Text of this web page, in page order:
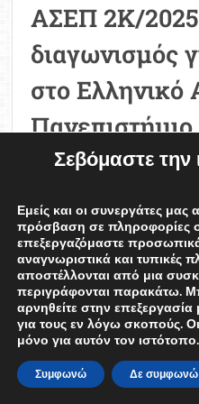
ΑΣΕΠ 2Κ/
διαγωνισμός
στο Ελληνικό
Πανεπιστήμιο
Φίλιππος Σαλμάς 07/04/
Η νέα προκήρυξη
αριθμό 2Κ/2025,
μονίμων υπαλλήλων
Πανεπιστήμιο (ΕΑΠ).
στην προκήρυξη
βαθμίδων
EDNEWS ΑΣΕΠ ΕΑΠ
Σεβόμαστε την
Εμείς και οι συνεργάτες
πρόσβαση σε πληροφορίες
επεξεργαζόμαστε
αναγνωριστικά και τυπικές
αποστέλλονται από μια
περιγράφονται παρακάτω.
αρνηθείτε στην
για τους εν λόγω σκοπούς.
μόνο για αυτόν τον ιστότοπο.
Συμφωνώ Δε συμφωνώ